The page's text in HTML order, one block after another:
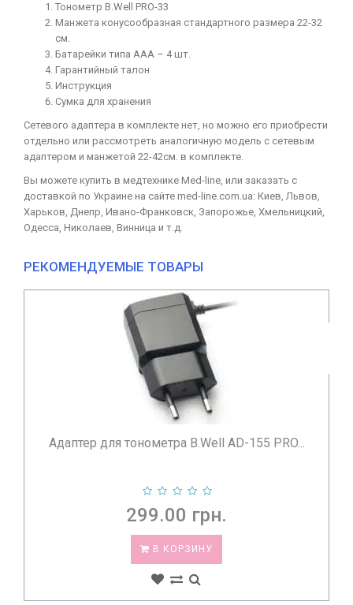
Тонометр B.Well PRO-33
Манжета конусообразная стандартного размера 22-32
см.
Батарейки типа ААА – 4 шт.
Гарантийный талон
Инструкция
Сумка для хранения
Сетевого адаптера в комплекте нет, но можно его приобрести
отдельно или рассмотреть аналогичную модель с сетевым
адаптером и манжетой 22-42см. в комплекте.
Вы можете купить в медтехнике Med-line, или заказать с
доставкой по Украине на сайте med-line.com.ua: Киев, Львов,
Харьков, Днепр, Ивано-Франковск, Запорожье, Хмельницкий,
Одесса, Николаев, Винница и т.д.
РЕКОМЕНДУЕМЫЕ ТОВАРЫ
Адаптер для тонометра B.Well AD-155 PRO...
299.00 грн.
В КОРЗИНУ